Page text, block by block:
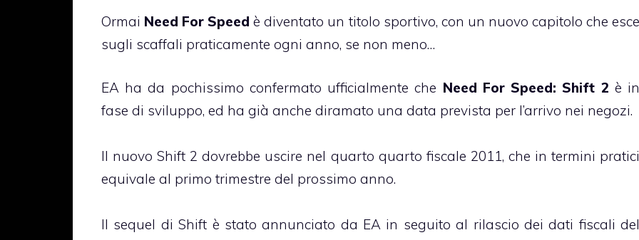
Ormai Need For Speed è diventato un titolo sportivo, con un nuovo capitolo che esce
sugli scaffali praticamente ogni anno, se non meno…
EA ha da pochissimo confermato ufficialmente che Need For Speed: Shift 2 è in
fase di sviluppo, ed ha già anche diramato una data prevista per l’arrivo nei negozi.
Il nuovo Shift 2 dovrebbe uscire nel quarto quarto fiscale 2011, che in termini pratici
equivale al primo trimestre del prossimo anno.
Il sequel di Shift è stato annunciato da EA in seguito al rilascio dei dati fiscali del